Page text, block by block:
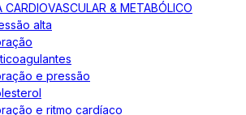
CARDIOVASCULAR & METABÓLICO
alta
e pressão
e ritmo cardíaco